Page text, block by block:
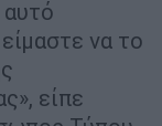
αυτό
να το
είπε